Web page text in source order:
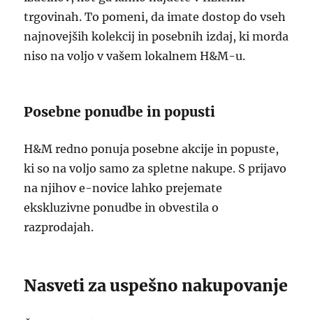
trgovinah. To pomeni, da imate dostop do vseh
najnovejših kolekcij in posebnih izdaj, ki morda
niso na voljo v vašem lokalnem H&M-u.
Posebne ponudbe in popusti
H&M redno ponuja posebne akcije in popuste,
ki so na voljo samo za spletne nakupe. S prijavo
na njihov e-novice lahko prejemate
ekskluzivne ponudbe in obvestila o
razprodajah.
Nasveti za uspešno nakupovanje